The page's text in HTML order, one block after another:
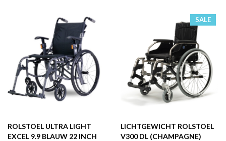
ROLSTOEL ULTRA LIGHT
EXCEL 9.9 BLAUW 22 INCH
SALE
LICHTGEWICHT ROLSTOEL
V300 DL (CHAMPAGNE)